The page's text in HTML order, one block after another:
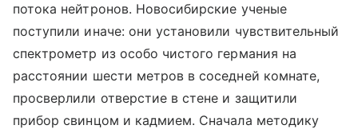
потока нейтронов. Новосибирские ученые
поступили иначе: они установили чувствительный
спектрометр из особо чистого германия на
расстоянии шести метров в соседней комнате,
просверлили отверстие в стене и защитили
прибор свинцом и кадмием. Сначала методику